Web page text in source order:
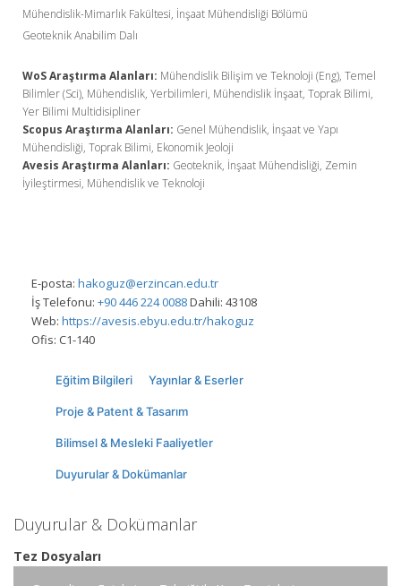
Mühendislik-Mimarlık Fakültesi, İnşaat Mühendisliği Bölümü
Geoteknik Anabilim Dalı
WoS Araştırma Alanları: Mühendislik Bilişim ve Teknoloji (Eng), Temel
Bilimler (Sci), Mühendislik, Yerbilimleri, Mühendislik İnşaat, Toprak Bilimi,
Yer Bilimi Multidisipliner
Scopus Araştırma Alanları: Genel Mühendislik, İnşaat ve Yapı
Mühendisliği, Toprak Bilimi, Ekonomik Jeoloji
Avesis Araştırma Alanları: Geoteknik, İnşaat Mühendisliği, Zemin
İyileştirmesi, Mühendislik ve Teknoloji
E-posta: hakoguz@erzincan.edu.tr
İş Telefonu: +90 446 224 0088Dahili: 43108
Web: https://avesis.ebyu.edu.tr/hakoguz
Ofis: C1-140
Eğitim Bilgileri Yayınlar & Eserler
Proje & Patent & Tasarım
Bilimsel & Mesleki Faaliyetler
Duyurular & Dokümanlar
Duyurular & Dokümanlar
Tez Dosyaları